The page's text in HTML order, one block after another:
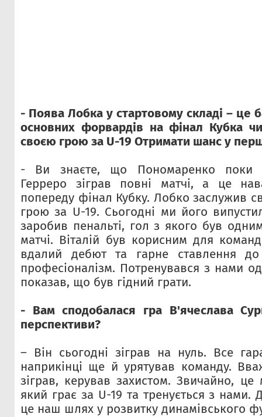
- Поява Лобка у стартовому складі – це
основних форвардів на фінал Кубка
своєю грою за U-19 Отримати шанс у
- Ви знаєте, що Пономаренко поки
Герреро зіграв повні матчі, а це
попереду фінал Кубку. Лобко заслужив
грою за U-19. Сьогодні ми його
заробив пенальті, гол з якого був
матчі. Віталій був корисним для
вдалий дебют та гарне ставлення
професіоналізм. Потренувався з нами
показав, що був гідний грати.
- Вам сподобалася гра В'ячеслава
перспективи?
– Він сьогодні зіграв на нуль. Все
наприкінці ще й урятував команду.
зіграв, керував захистом. Звичайно, це
який грає за U-19 та тренується з нами.
це наш шлях у розвитку динамівського